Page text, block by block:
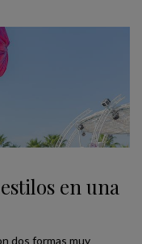
en una
dos formas muy